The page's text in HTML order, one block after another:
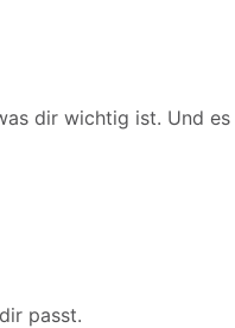
dir wichtig ist. Und
passt.